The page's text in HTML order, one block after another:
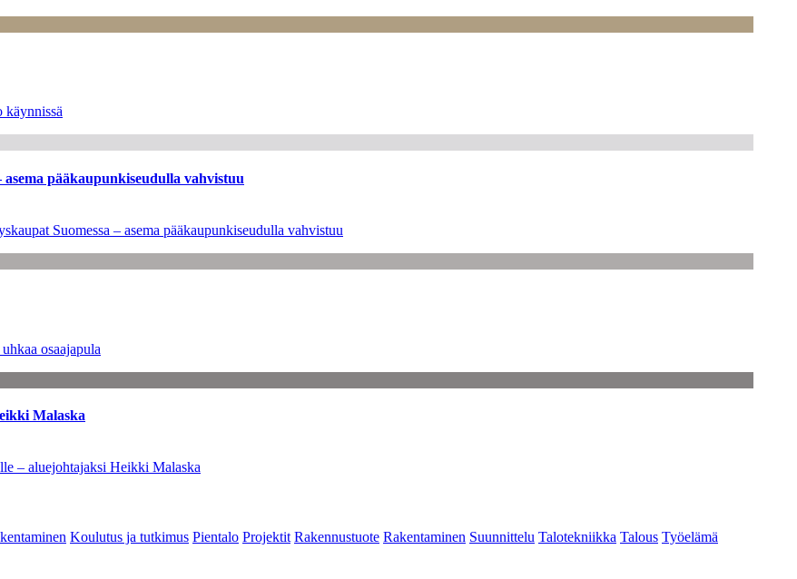
käynnissä
pääkaupunkiseudulla vahvistuu
Suomessa – asema pääkaupunkiseudulla vahvistuu
osaajapula
Malaska
– aluejohtajaksi Heikki Malaska
Koulutus ja tutkimus Pientalo Projektit Rakennustuote Rakentaminen Suunnittelu Talotekniikka Talous Työelämä